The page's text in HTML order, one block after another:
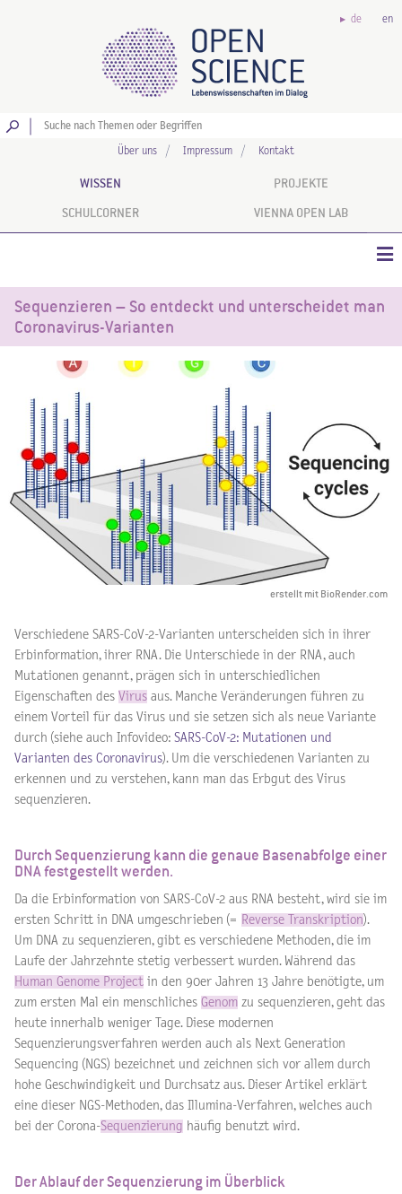
de en
Über uns Impressum Kontakt
WISSEN PROJEKTE
SCHULCORNER VIENNA OPEN LAB
Sequenzieren – So entdeckt und unterscheidet man
Coronavirus-Varianten
erstellt mit BioRender.com
Verschiedene SARS-CoV-2-Varianten unterscheiden sich in ihrer
Erbinformation, ihrer RNA. Die Unterschiede in der RNA, auch
Mutationen genannt, prägen sich in unterschiedlichen
Eigenschaften des Virus aus. Manche Veränderungen führen zu
einem Vorteil für das Virus und sie setzen sich als neue Variante
durch (siehe auch Infovideo: SARS-CoV-2: Mutationen und
Varianten des Coronavirus). Um die verschiedenen Varianten zu
erkennen und zu verstehen, kann man das Erbgut des Virus
sequenzieren.
Durch Sequenzierung kann die genaue Basenabfolge einer
DNA festgestellt werden.
Da die Erbinformation von SARS-CoV-2 aus RNA besteht, wird sie im
ersten Schritt in DNA umgeschrieben (= Reverse Transkription).
Um DNA zu sequenzieren, gibt es verschiedene Methoden, die im
Laufe der Jahrzehnte stetig verbessert wurden. Während das
Human Genome Project in den 90er Jahren 13 Jahre benötigte, um
zum ersten Mal ein menschliches Genom zu sequenzieren, geht das
heute innerhalb weniger Tage. Diese modernen
Sequenzierungsverfahren werden auch als Next Generation
Sequencing (NGS) bezeichnet und zeichnen sich vor allem durch
hohe Geschwindigkeit und Durchsatz aus. Dieser Artikel erklärt
eine dieser NGS-Methoden, das Illumina-Verfahren, welches auch
bei der Corona-Sequenzierung häufig benutzt wird.
Der Ablauf der Sequenzierung im Überblick